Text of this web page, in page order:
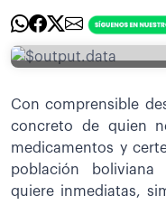
Con comprensible
concreto de quien
medicamentos y
población boliviana
quiere inmediatas,